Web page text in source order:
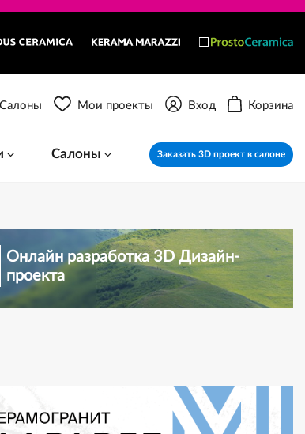
Салоны Мои проекты Вход Корзина
Салоны Заказать 3D проект в салоне
Онлайн разработка 3D Дизайн-
проекта